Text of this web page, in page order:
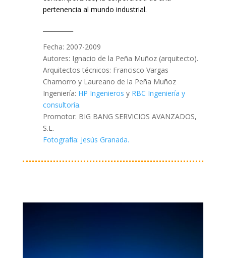
pertenencia al mundo industrial.
Fecha: 2007-2009
Autores: Ignacio de la Peña Muñoz (arquitecto).
Arquitectos técnicos: Francisco Vargas
Chamorro y Laureano de la Peña Muñoz
Ingeniería: HP Ingenieros y RBC Ingeniería y
consultoría.
Promotor: BIG BANG SERVICIOS AVANZADOS,
S.L.
Fotografía: Jesús Granada.